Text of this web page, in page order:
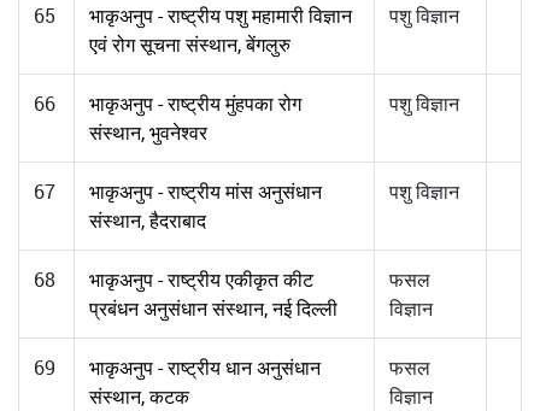
65
भाकृअनुप - राष्ट्रीय पशु महामारी विज्ञान
एवं रोग सूचना संस्थान, बेंगलुरु
पशु विज्ञान
66
भाकृअनुप - राष्ट्रीय मुंहपका रोग
संस्थान, भुवनेश्वर
पशु विज्ञान
67
भाकृअनुप - राष्ट्रीय मांस अनुसंधान
संस्थान, हैदराबाद
पशु विज्ञान
68
भाकृअनुप - राष्ट्रीय एकीकृत कीट
प्रबंधन अनुसंधान संस्थान, नई दिल्ली
फसल
विज्ञान
69
भाकृअनुप - राष्ट्रीय धान अनुसंधान
संस्थान, कटक
फसल
विज्ञान